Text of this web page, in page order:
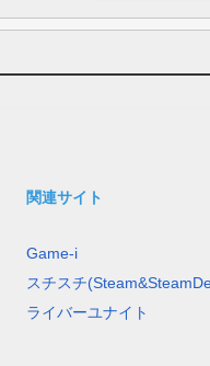
関連サイト
Game-i
スチスチ
ライバーユナイト